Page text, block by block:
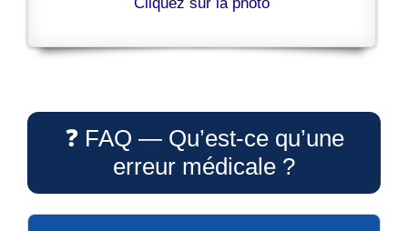
❓ FAQ — Qu’est-ce qu’une
erreur médicale ?